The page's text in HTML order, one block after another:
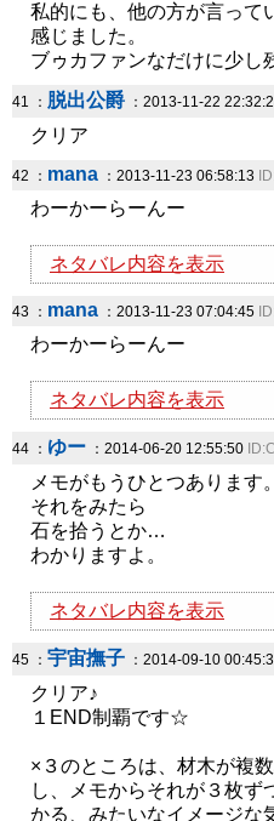
私的にも、他の方が言って
感じました。
ブゥカファンなだけに少し
41 ： 脱出公爵 ：2013-11-22
クリア
42 ： mana ：2013-11-23 06:58:13
わーかーらーんー
ネタバレ内容を表示
43 ： mana ：2013-11-23 07:04:45
わーかーらーんー
ネタバレ内容を表示
44 ： ゆー ：2014-06-20 12:55:50
メモがもうひとつあります。
それをみたら
石を拾うとか…
わかりますよ。
ネタバレ内容を表示
45 ： 宇宙撫子 ：2014-09-10
クリア♪
１END制覇です☆
×３のところは、材木が複
し、メモからそれが３枚ず
かる、みたいなイメージな